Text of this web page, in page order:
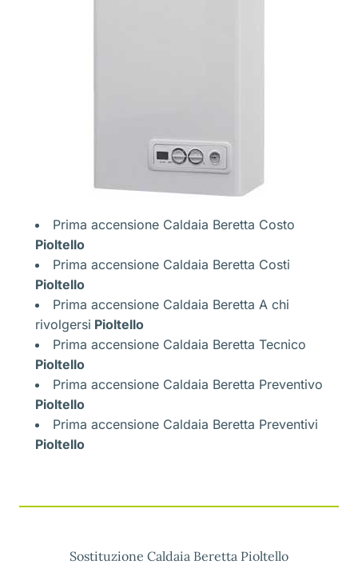
Prima accensione Caldaia Beretta Costo
Pioltello
Prima accensione Caldaia Beretta Costi
Pioltello
Prima accensione Caldaia Beretta A chi
rivolgersi Pioltello
Prima accensione Caldaia Beretta Tecnico
Pioltello
Prima accensione Caldaia Beretta Preventivo
Pioltello
Prima accensione Caldaia Beretta Preventivi
Pioltello
Sostituzione Caldaia Beretta Pioltello